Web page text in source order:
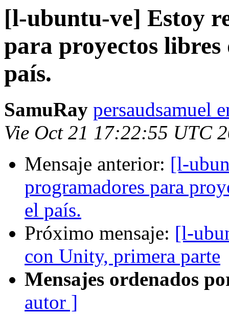
[l-ubuntu-ve] Estoy
para proyectos
país.
SamuRay persaudsamuel
Vie Oct 21 17:22:55 UTC
Mensaje anterior: [l-
programadores para
el país.
Próximo mensaje: [l-
con Unity, primera parte
Mensajes ordenados
autor ]